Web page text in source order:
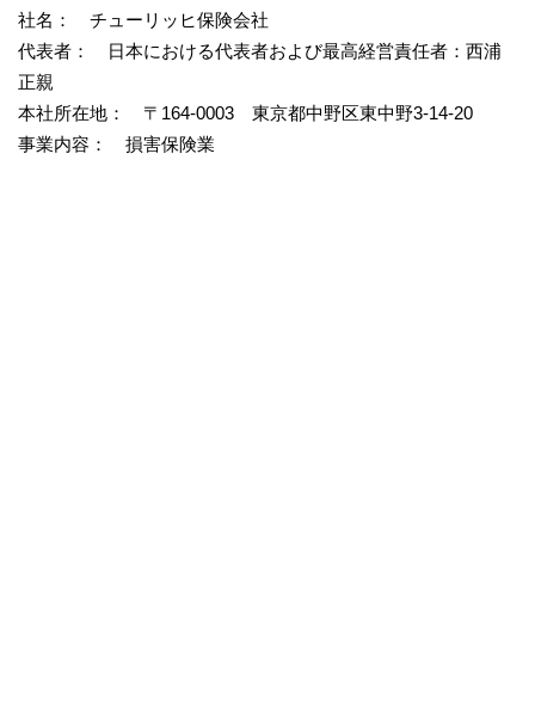
社名： チューリッヒ保険会社
代表者： 日本における代表者および最高経営責任者：西浦
正親
本社所在地： 〒164-0003 東京都中野区東中野3-14-20
事業内容： 損害保険業